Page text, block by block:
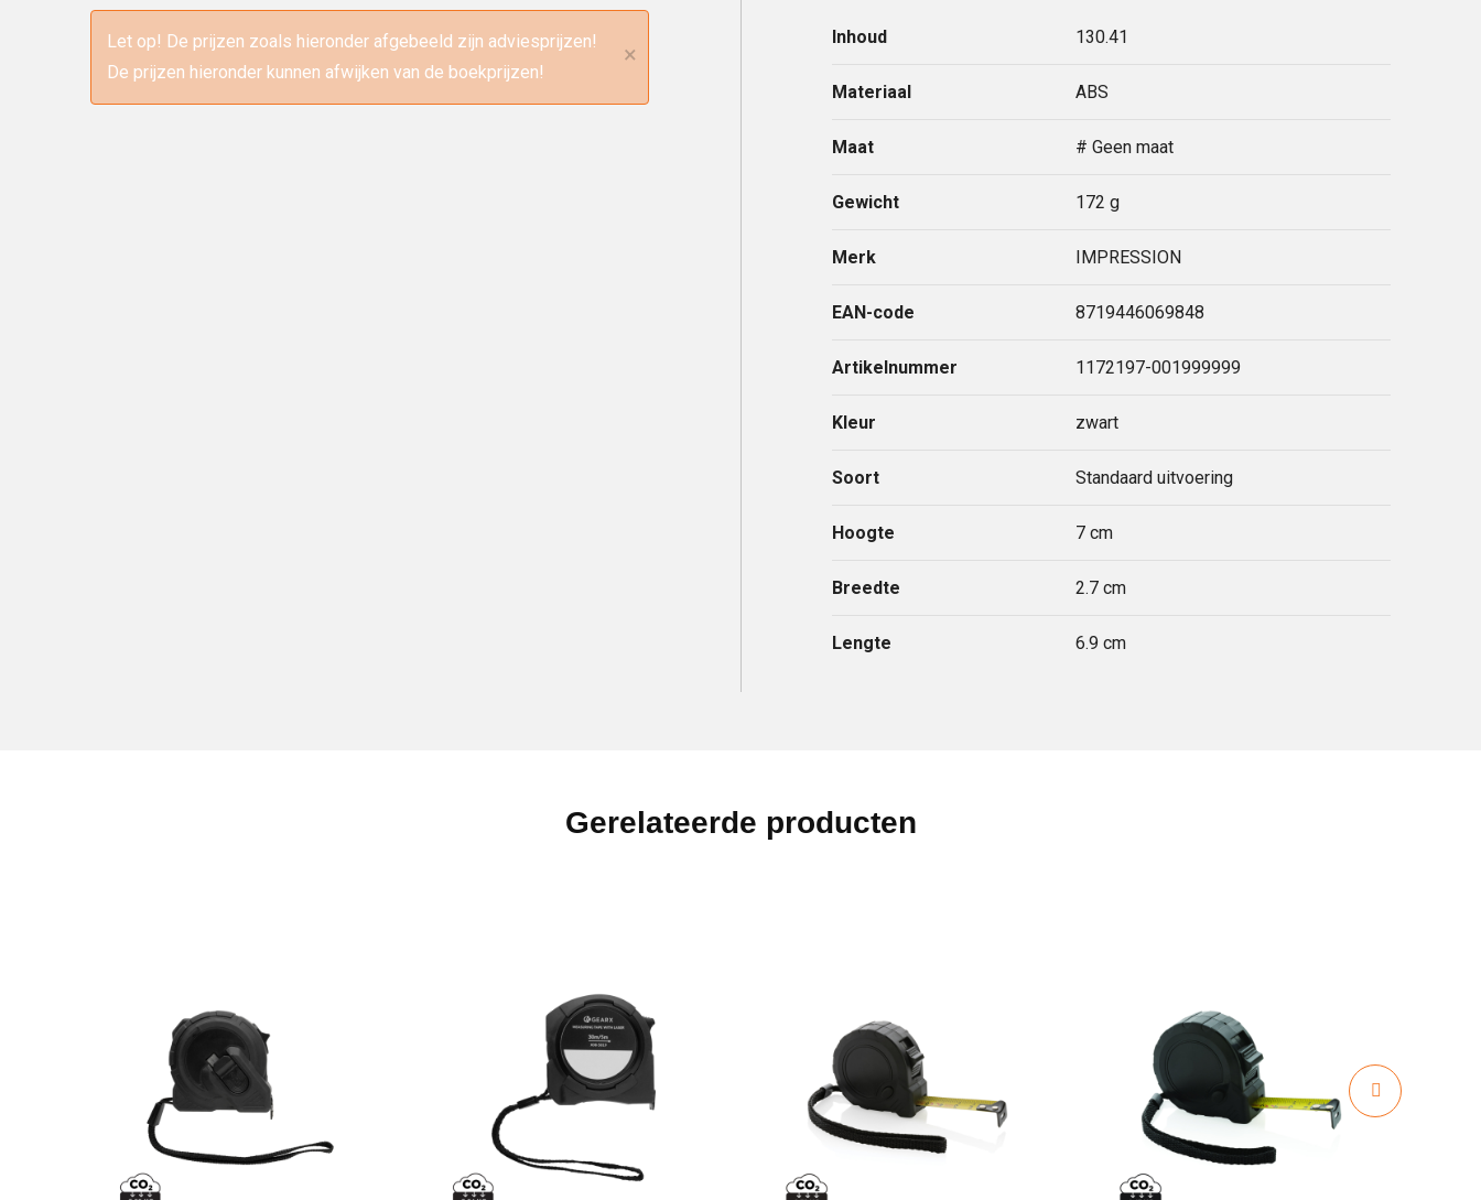
Let op! De prijzen zoals hieronder afgebeeld zijn adviesprijzen!
De prijzen hieronder kunnen afwijken van de boekprijzen!
×
Inhoud 130.41
Materiaal ABS
Maat # Geen maat
Gewicht 172 g
Merk IMPRESSION
EAN-code 8719446069848
Artikelnummer 1172197-001999999
Kleur zwart
Soort Standaard uitvoering
Hoogte 7 cm
Breedte 2.7 cm
Lengte 6.9 cm
Gerelateerde producten